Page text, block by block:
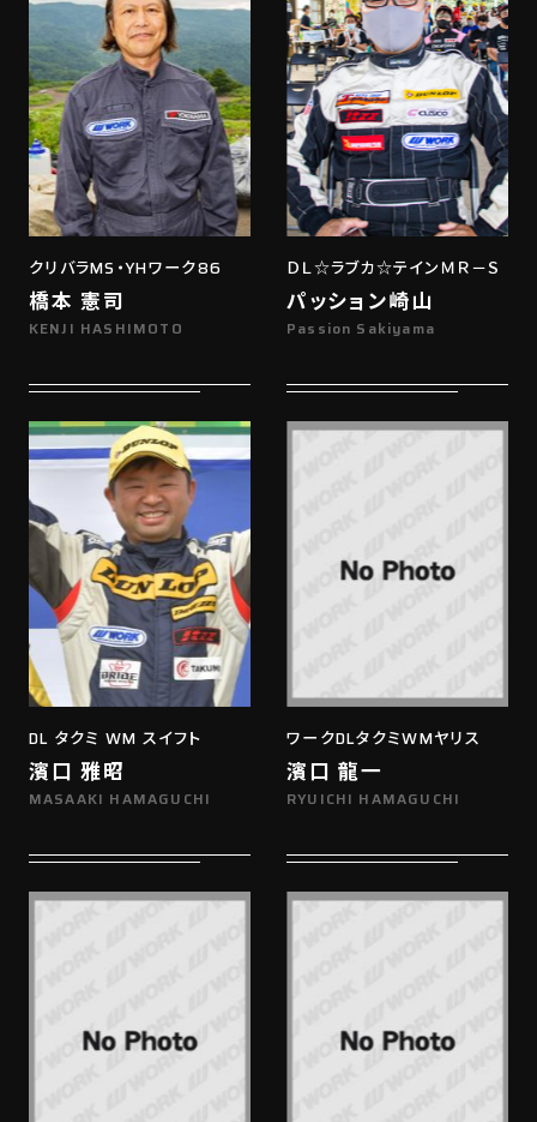
クリバラMS・YHワーク86
橋本 憲司
KENJI HASHIMOTO
ＤＬ☆ラブカ☆テインＭＲ－Ｓ
パッション崎山
Passion Sakiyama
DL タクミ WM スイフト
濱口 雅昭
MASAAKI HAMAGUCHI
ワークDLタクミWMヤリス
濱口 龍一
RYUICHI HAMAGUCHI